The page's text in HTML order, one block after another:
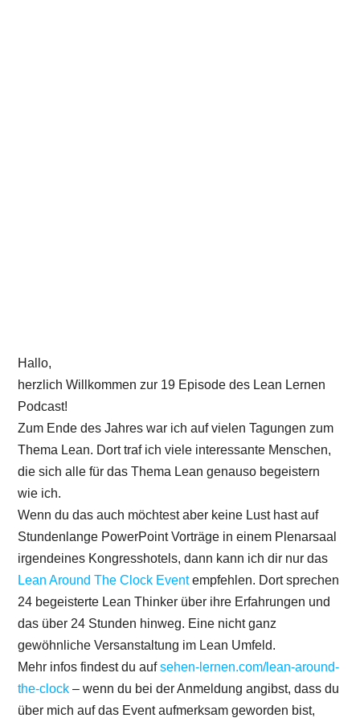
Hallo,
herzlich Willkommen zur 19 Episode des Lean Lernen
Podcast!
Zum Ende des Jahres war ich auf vielen Tagungen zum
Thema Lean. Dort traf ich viele interessante Menschen,
die sich alle für das Thema Lean genauso begeistern
wie ich.
Wenn du das auch möchtest aber keine Lust hast auf
Stundenlange PowerPoint Vorträge in einem Plenarsaal
irgendeines Kongresshotels, dann kann ich dir nur das
Lean Around The Clock Eventempfehlen. Dort sprechen
24 begeisterte Lean Thinker über ihre Erfahrungen und
das über 24 Stunden hinweg. Eine nicht ganz
gewöhnliche Versanstaltung im Lean Umfeld.
Mehr infos findest du aufsehen-lernen.com/lean-around-
the-clock – wenn du bei der Anmeldung angibst, dass du
über mich auf das Event aufmerksam geworden bist,